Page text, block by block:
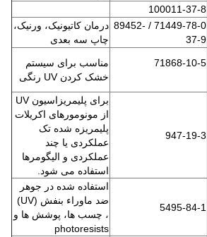
100011-37-8
71449-78-0 / 89452-
37-9
درمان کاتیونیک، ورنیک،
چاپ سه بعدی
71868-10-5
مناسب برای سیستم
خشک کردن UV رنگی
947-19-3
برای پلیمریزاسیون UV
از مونومورهای اکریلات
پلیمریزه شده تک
عملکردی یا چند
عملکردی و الیگومرها
استفاده می شود.
5495-84-1
استفاده شده در جوهر
ضد ماوراء بنفش (UV)
، چسب ها، پوشش ها و
photoresists